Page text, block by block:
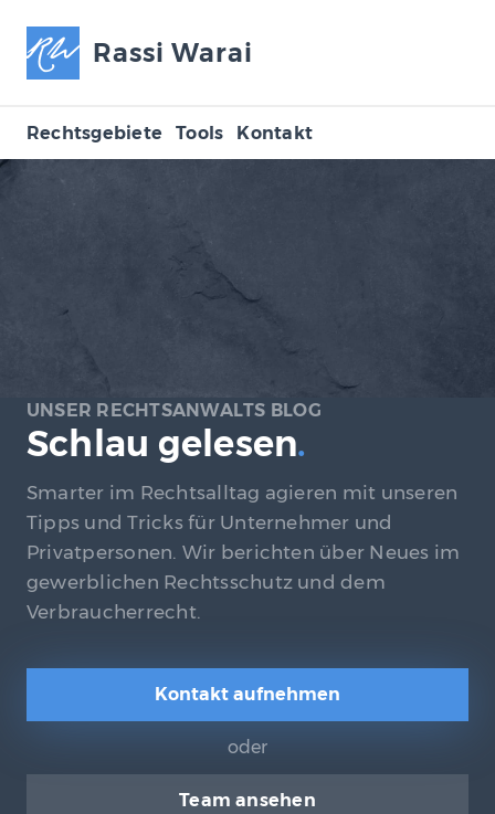
Rassi Warai
Rechtsgebiete Tools Kontakt
UNSER RECHTSANWALTS BLOG
Schlau gelesen.
Smarter im Rechtsalltag agieren mit unseren
Tipps und Tricks für Unternehmer und
Privatpersonen. Wir berichten über Neues im
gewerblichen Rechtsschutz und dem
Verbraucherrecht.
Kontakt aufnehmen
oder
Team ansehen